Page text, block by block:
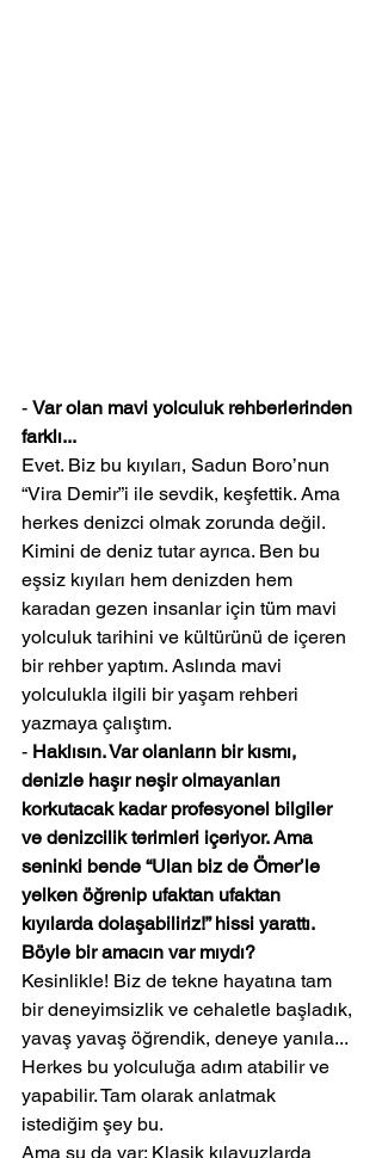
- Var olan mavi yolculuk rehberlerinden
farklı...
Evet. Biz bu kıyıları, Sadun Boro’nun
“Vira Demir”i ile sevdik, keşfettik. Ama
herkes denizci olmak zorunda değil.
Kimini de deniz tutar ayrıca. Ben bu
eşsiz kıyıları hem denizden hem
karadan gezen insanlar için tüm mavi
yolculuk tarihini ve kültürünü de içeren
bir rehber yaptım. Aslında mavi
yolculukla ilgili bir yaşam rehberi
yazmaya çalıştım.
- Haklısın. Var olanların bir kısmı,
denizle haşır neşir olmayanları
korkutacak kadar profesyonel bilgiler
ve denizcilik terimleri içeriyor. Ama
seninki bende “Ulan biz de Ömer’le
yelken öğrenip ufaktan ufaktan
kıyılarda dolaşabiliriz!” hissi yarattı.
Böyle bir amacın var mıydı?
Kesinlikle! Biz de tekne hayatına tam
bir deneyimsizlik ve cehaletle başladık,
yavaş yavaş öğrendik, deneye yanıla...
Herkes bu yolculuğa adım atabilir ve
yapabilir. Tam olarak anlatmak
istediğim şey bu.
Ama şu da var: Klasik kılavuzlarda